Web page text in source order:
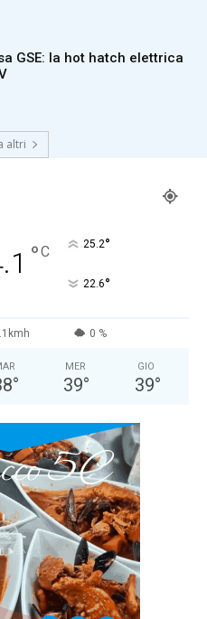
GSE: la hot hatch elettrica
altri
°C 25.2°
22.6°
0 %
°
MER
39°
GIO
39°